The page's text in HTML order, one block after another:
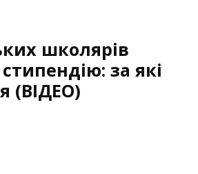
школярів
за які
(ВІДЕО)